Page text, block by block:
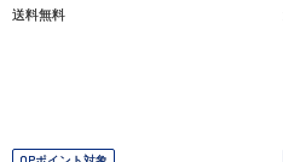
送料無料